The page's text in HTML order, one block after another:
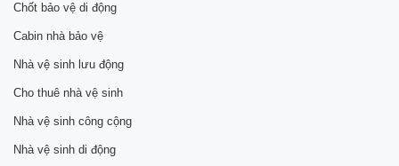
Chốt bảo vệ di động
Cabin nhà bảo vệ
Nhà vệ sinh lưu động
Cho thuê nhà vệ sinh
Nhà vệ sinh công cộng
Nhà vệ sinh di động